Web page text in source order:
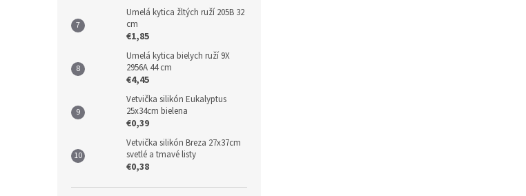
Umelá kytica žltých ruží 205B 32
cm
€1,85
Umelá kytica bielych ruží 9X
2956A 44 cm
€4,45
Vetvička silikón Eukalyptus
25x34cm bielena
€0,39
Vetvička silikón Breza 27x37cm
svetlé a tmavé listy
€0,38